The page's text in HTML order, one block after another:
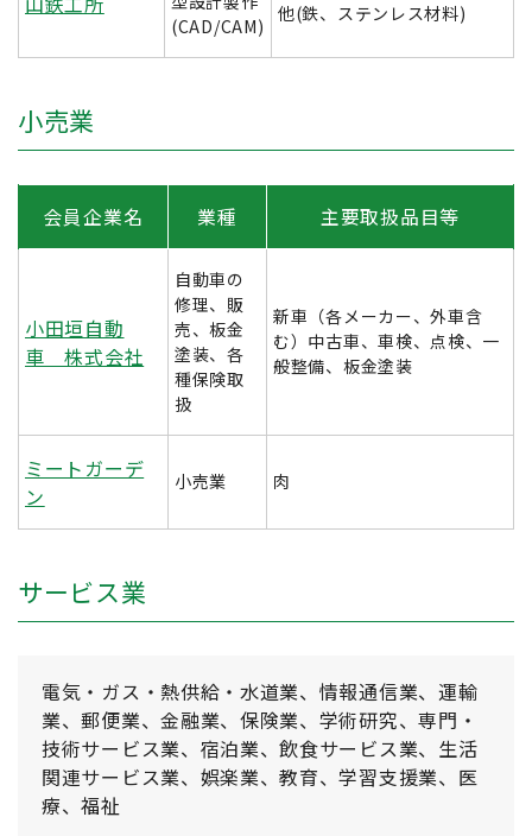
(CAD/CAM)
他(鉄、ステンレス材料)
小売業
会員企業名 業種 主要取扱品目等
小田垣自動
車 株式会社
自動車の
修理、販
売、板金
塗装、各
種保険取
扱
新車（各メーカー、外車含
む）中古車、車検、点検、一
般整備、板金塗装
ミートガーデ
ン
小売業 肉
サービス業
電気・ガス・熱供給・水道業、情報通信業、運輸
業、郵便業、金融業、保険業、学術研究、専門・
技術サービス業、宿泊業、飲食サービス業、生活
関連サービス業、娯楽業、教育、学習支援業、医
療、福祉